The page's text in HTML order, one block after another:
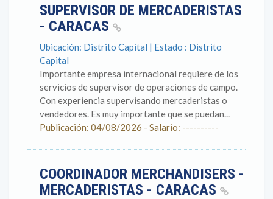
SUPERVISOR DE MERCADERISTAS
- CARACAS
Ubicación: Distrito Capital | Estado : Distrito
Capital
Importante empresa internacional requiere de los
servicios de supervisor de operaciones de campo.
Con experiencia supervisando mercaderistas o
vendedores. Es muy importante que se puedan...
Publicación: 04/08/2026 - Salario: ----------
COORDINADOR MERCHANDISERS -
MERCADERISTAS - CARACAS